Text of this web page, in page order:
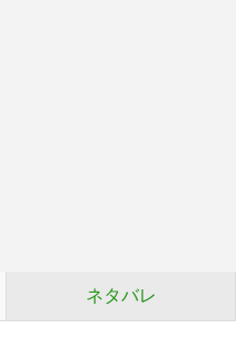
ネタバレ